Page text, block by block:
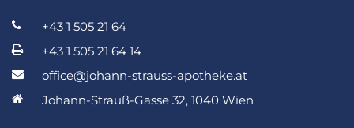
+43 1 505 21 64
+43 1 505 21 64 14
office@johann-strauss-apotheke.at
Johann-Strauß-Gasse 32, 1040 Wien